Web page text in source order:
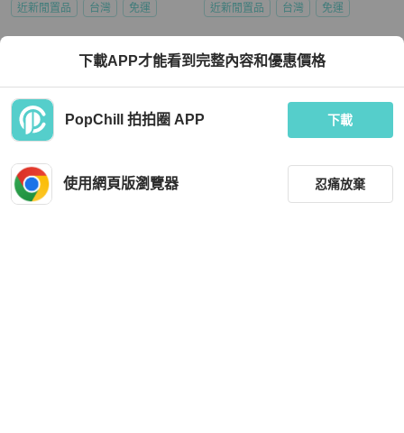
近新閒置品 台灣 免運 近新閒置品 台灣 免運
下載APP才能看到完整內容和優惠價格
PopChill 拍拍圈 APP 下載
使用網頁版瀏覽器 忍痛放棄